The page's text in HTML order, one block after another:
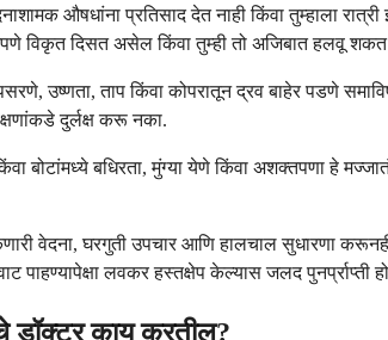
औषधांना प्रतिसाद देत नाही किंवा तुम्हाला
विकृत दिसत असेल किंवा तुम्ही तो अजिबात हलवू
उष्णता, ताप किंवा कोपरातून द्रव बाहेर पडणे
दुर्लक्ष करू नका.
बोटांमध्ये बधिरता, मुंग्या येणे किंवा अशक्तपणा हे
वेदना, घरगुती उपचार आणि हालचाल सुधारणा
पाहण्यापेक्षा लवकर हस्तक्षेप केल्यास जलद पुनर्प्राप्ती
डॉक्टर काय करतील?